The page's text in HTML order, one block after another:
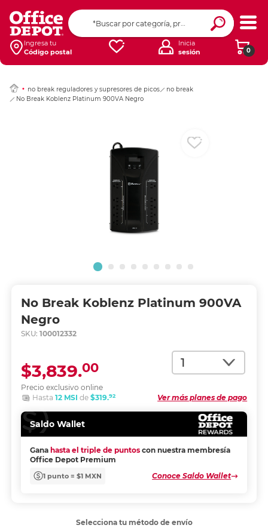
Ingresa tu
Código postal
0
Inicia
sesión
no break reguladores y supresores de picos
no break
No Break Koblenz Platinum 900VA Negro
No Break Koblenz Platinum 900VA
Negro
SKU: 100012332
Cantidad
Precio exclusivo online
$3,839.00
Ver más planes de pago
Hasta 12 MSI de $319.92
Saldo Wallet
Gana hasta el triple de puntos con nuestra membresía
Office Depot Premium
1 punto = $1 MXN Conoce Saldo Wallet
Ingresar Codigo
Selecciona tu método de envío